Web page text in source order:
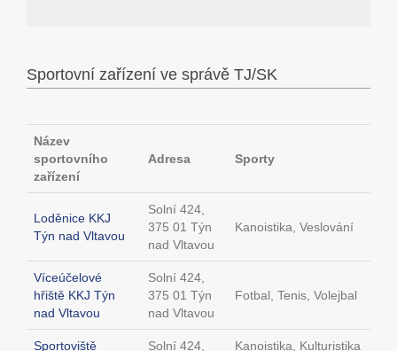
Sportovní zařízení ve správě TJ/SK
Název
sportovního
zařízení
Adresa Sporty
Loděnice KKJ
Týn nad Vltavou
Solní 424,
375 01 Týn
nad Vltavou
Kanoistika, Veslování
Víceúčelové
hřiště KKJ Týn
nad Vltavou
Solní 424,
375 01 Týn
nad Vltavou
Fotbal, Tenis, Volejbal
Sportoviště Solní 424, Kanoistika, Kulturistika